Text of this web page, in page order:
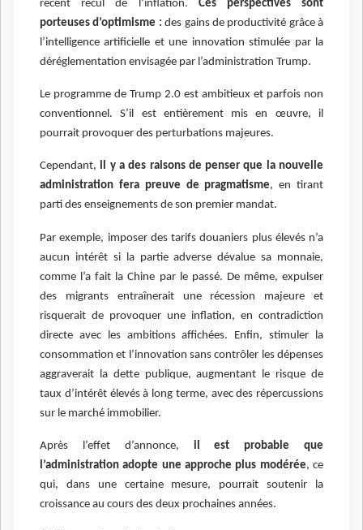
récent recul de l’inflation. Ces perspectives sont
porteuses d’optimisme : des gains de productivité grâce à
l’intelligence artificielle et une innovation stimulée par la
déréglementation envisagée par l’administration Trump.
Le programme de Trump 2.0 est ambitieux et parfois non
conventionnel. S’il est entièrement mis en œuvre, il
pourrait provoquer des perturbations majeures.
Cependant, il y a des raisons de penser que la nouvelle
administration fera preuve de pragmatisme, en tirant
parti des enseignements de son premier mandat.
Par exemple, imposer des tarifs douaniers plus élevés n’a
aucun intérêt si la partie adverse dévalue sa monnaie,
comme l’a fait la Chine par le passé. De même, expulser
des migrants entraînerait une récession majeure et
risquerait de provoquer une inflation, en contradiction
directe avec les ambitions affichées. Enfin, stimuler la
consommation et l’innovation sans contrôler les dépenses
aggraverait la dette publique, augmentant le risque de
taux d’intérêt élevés à long terme, avec des répercussions
sur le marché immobilier.
Après l’effet d’annonce, il est probable que
l’administration adopte une approche plus modérée, ce
qui, dans une certaine mesure, pourrait soutenir la
croissance au cours des deux prochaines années.